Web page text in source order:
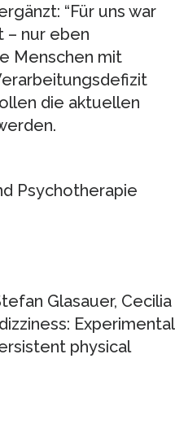
“Für uns war
– nur eben
Menschen mit
die aktuellen
Psychotherapie
Glasauer, Cecilia
Experimental
physical